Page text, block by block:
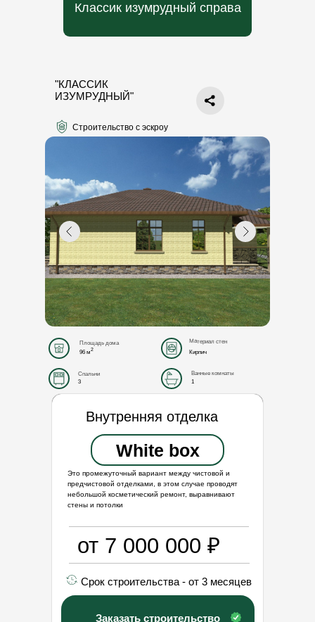
Классик изумрудный справа
Внутренняя отделка
White box
Заказать строительство
Срок строительства - от 3 месяцев
Это промежуточный вариант между чистовой и
предчистовой отделками, в этом случае проводят
небольшой косметический ремонт, выравнивают
стены и потолки
от 7 000 000 ₽
Площадь дома Материал стен
Спальни Ванные комнаты
96 м2 Кирпич
3 1
"КЛАССИК
ИЗУМРУДНЫЙ"
Строительство с эскроу